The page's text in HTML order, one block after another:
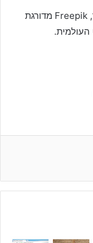
, מדד לפופולריות האתר, Freepik מדורגת